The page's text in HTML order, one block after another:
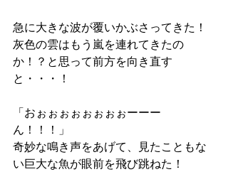
急に大きな波が覆いかぶさってきた！
灰色の雲はもう嵐を連れてきたの
か！？と思って前方を向き直す
と・・・！
「おぉぉぉぉぉぉぉぉーーー
ん！！！」
奇妙な鳴き声をあげて、見たこともな
い巨大な魚が眼前を飛び跳ねた！